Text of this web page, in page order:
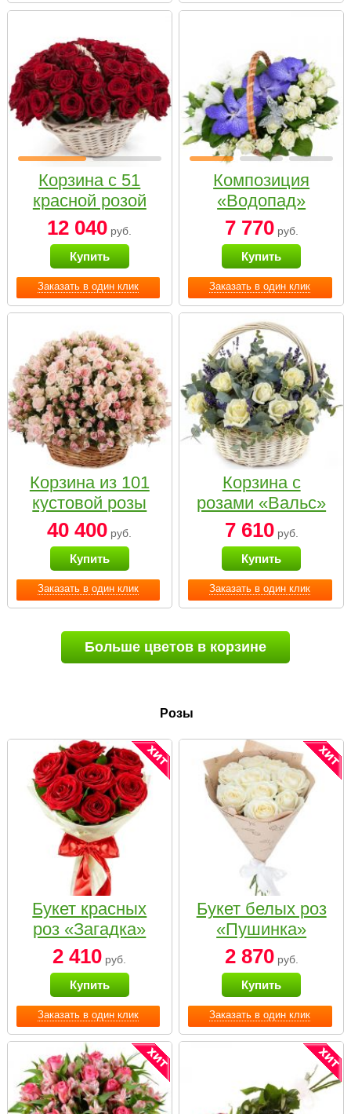
Заказать в один клик
Корзина с 51
красной розой
12 040 руб.
Купить
Заказать в один клик
Композиция
«Водопад»
7 770руб.
Купить
Заказать в один клик
Корзина из 101
кустовой розы
нежных тонов
40 400 руб.
Купить
Заказать в один клик
Корзина с
розами «Вальс»
7 610руб.
Купить
Больше цветов в корзине
Розы
Заказать в один клик
Букет красных
роз «Загадка»
2 410 руб.
Купить
Заказать в один клик
Букет белых роз
«Пушинка»
2 870руб.
Купить